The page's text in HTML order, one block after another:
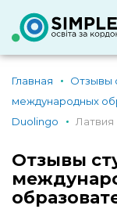
Главная
Отзывы
международных
Duolingo
Латвия
Отзывы